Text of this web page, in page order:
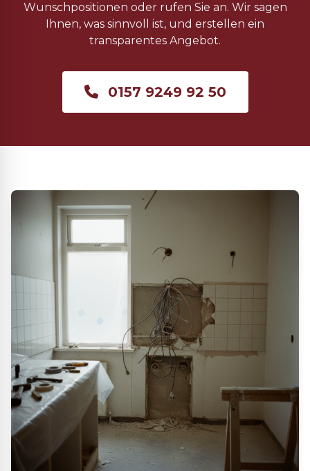
Wunschpositionen oder rufen Sie an. Wir sagen
Ihnen, was sinnvoll ist, und erstellen ein
transparentes Angebot.
0157 9249 92 50